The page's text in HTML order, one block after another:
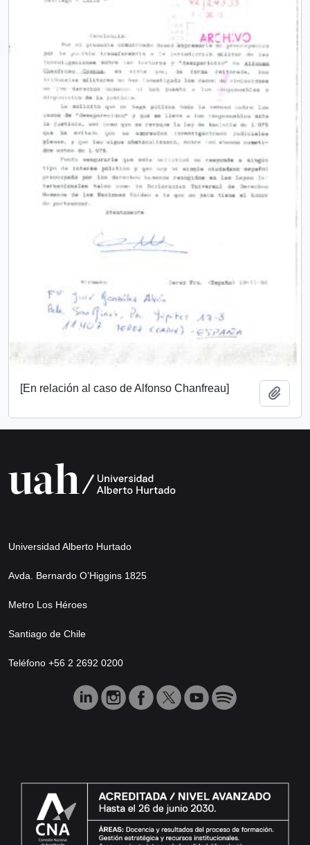
[En relación al caso de Alfonso Chanfreau]
Universidad Alberto Hurtado
Avda. Bernardo O’Higgins 1825
Metro Los Héroes
Santiago de Chile
Teléfono +56 2 2692 0200